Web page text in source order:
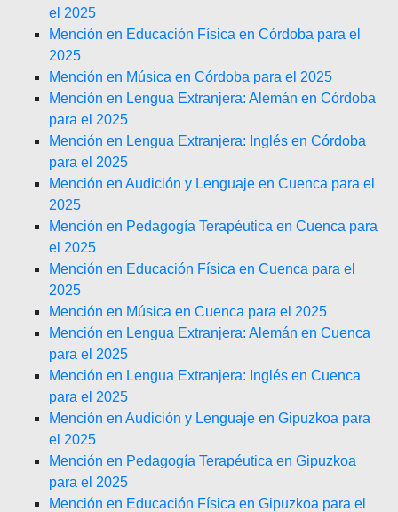
el 2025
Mención en Educación Física en Córdoba para el
2025
Mención en Música en Córdoba para el 2025
Mención en Lengua Extranjera: Alemán en Córdoba
para el 2025
Mención en Lengua Extranjera: Inglés en Córdoba
para el 2025
Mención en Audición y Lenguaje en Cuenca para el
2025
Mención en Pedagogía Terapéutica en Cuenca para
el 2025
Mención en Educación Física en Cuenca para el
2025
Mención en Música en Cuenca para el 2025
Mención en Lengua Extranjera: Alemán en Cuenca
para el 2025
Mención en Lengua Extranjera: Inglés en Cuenca
para el 2025
Mención en Audición y Lenguaje en Gipuzkoa para
el 2025
Mención en Pedagogía Terapéutica en Gipuzkoa
para el 2025
Mención en Educación Física en Gipuzkoa para el